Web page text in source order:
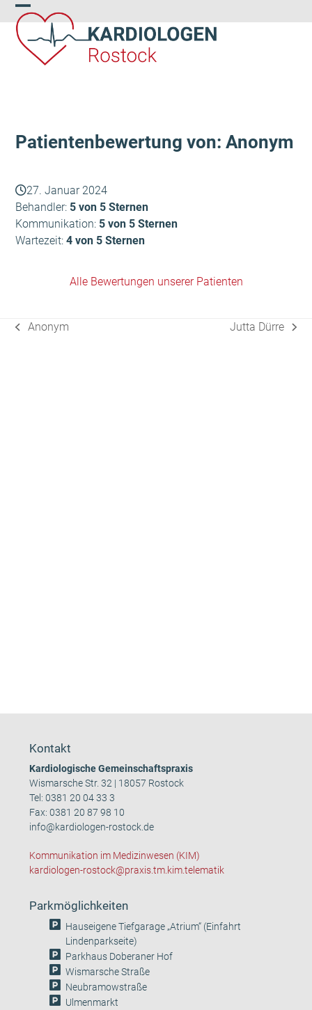
Skip
to
content
Open
mobile
menu
Close
mobile
menu
Patientenbewertung von: Anonym
27. Januar 2024
Behandler: 5 von 5 Sternen
Kommunikation: 5 von 5 Sternen
Wartezeit:4 von 5 Sternen
Alle Bewertungen unserer Patienten
vorheriger
Anonym
Nächster
Jutta Dürre
Kontakt
Kardiologische Gemeinschaftspraxis
Wismarsche Str. 32 | 18057 Rostock
Tel:0381 20 04 33 3
Fax: 0381 20 87 98 10
info@kardiologen-rostock.de
Kommunikation im Medizinwesen (KIM)
kardiologen-rostock@praxis.tm.kim.telematik
Parkmöglichkeiten
Hauseigene Tiefgarage „Atrium“ (Einfahrt
Lindenparkseite)
Parkhaus Doberaner Hof
Wismarsche Straße
Neubramowstraße
Ulmenmarkt